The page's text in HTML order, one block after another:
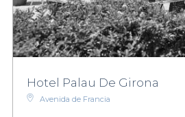
Hotel Palau De Girona
Avenida de Francia